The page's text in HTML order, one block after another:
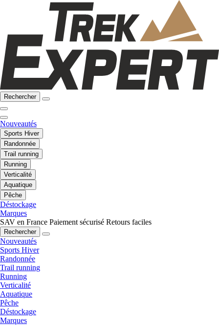
Rechercher
Nouveautés
Sports Hiver
Randonnée
Trail running
Running
Verticalité
Aquatique
Pêche
Déstockage
Marques
SAV en France Paiement sécurisé Retours faciles
Rechercher
Nouveautés
Sports Hiver
Randonnée
Trail running
Running
Verticalité
Aquatique
Pêche
Déstockage
Marques